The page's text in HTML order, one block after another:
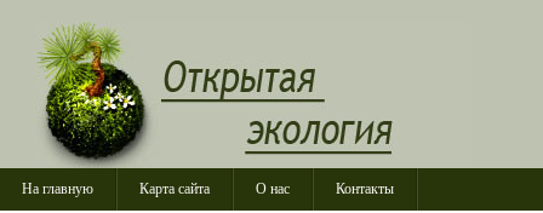
На главную Карта сайта О нас Контакты